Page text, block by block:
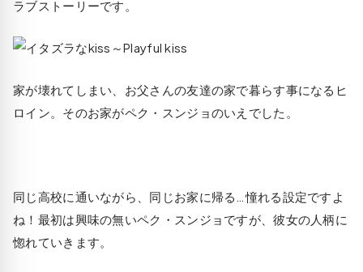
ラブストーリーです。
家が壊れてしまい、お父さんの友達の家で暮らす事になるヒ
ロイン。そのお家がペク・スンジョのいえでした。
同じ高校に通いながら、同じお家に帰る…憧れる設定ですよ
ね！最初は興味の無いペク・スンジョですが、彼女の人柄に
惚れていきます。